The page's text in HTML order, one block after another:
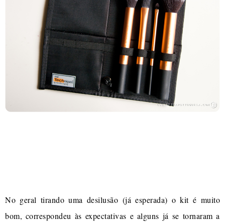
No geral tirando uma desilusão (já esperada) o kit é muito
bom, correspondeu às expectativas e alguns já se tornaram a